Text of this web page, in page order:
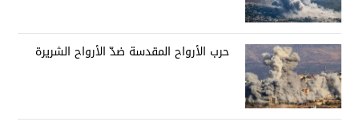
حرب الأرواح المقدسة ضدّ الأرواح الشريرة